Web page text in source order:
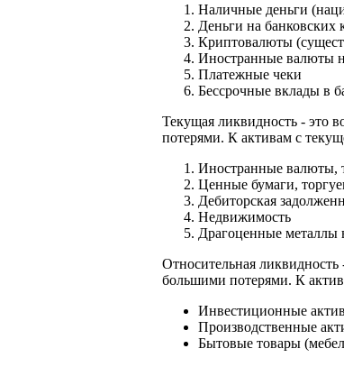
Наличные деньги
Деньги на банковских
Криптовалюты
Иностранные валюты
Платежные чеки
Бессрочные вклады в
Текущая ликвидность - это
потерями. К активам с
Иностранные валюты,
Ценные бумаги,
Дебиторская
Недвижимость
Драгоценные металлы
Относительная
большими потерями. К
Инвестиционные
Производственные
Бытовые товары